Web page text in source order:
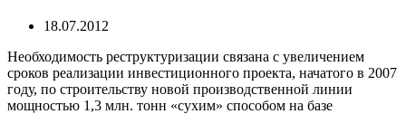
18.07.2012
Необходимость реструктуризации связана с увеличением
сроков реализации инвестиционного проекта, начатого в 2007
году, по строительству новой производственной линии
мощностью 1,3 млн. тонн «сухим» способом на базе